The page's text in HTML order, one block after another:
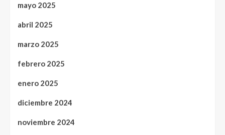
mayo 2025
abril 2025
marzo 2025
febrero 2025
enero 2025
diciembre 2024
noviembre 2024